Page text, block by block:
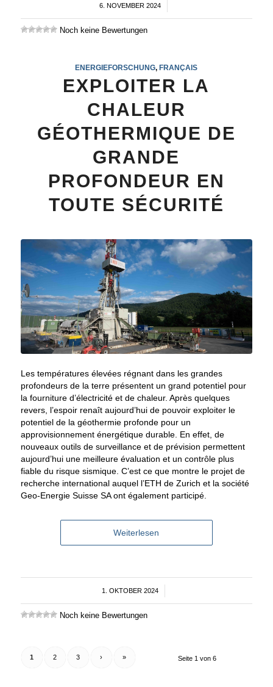
6. NOVEMBER 2024
/
Noch keine Bewertungen
ENERGIEFORSCHUNG, FRANÇAIS
EXPLOITER LA
CHALEUR
GÉOTHERMIQUE DE
GRANDE
PROFONDEUR EN
TOUTE SÉCURITÉ
Les températures élevées régnant dans les grandes
profondeurs de la terre présentent un grand potentiel pour
la fourniture d’électricité et de chaleur. Après quelques
revers, l’espoir renaît aujourd’hui de pouvoir exploiter le
potentiel de la géothermie profonde pour un
approvisionnement énergétique durable. En effet, de
nouveaux outils de surveillance et de prévision permettent
aujourd’hui une meilleure évaluation et un contrôle plus
fiable du risque sismique. C’est ce que montre le projet de
recherche international auquel l’ETH de Zurich et la société
Geo-Energie Suisse SA ont également participé.
Weiterlesen
1. OKTOBER 2024
/
Noch keine Bewertungen
Seite 1 von 6
1 2 3 › »